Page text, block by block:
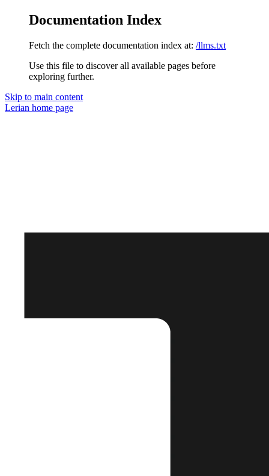
Documentation Index
Fetch the complete documentation index at: /llms.txt
Use this file to discover all available pages before
exploring further.
Skip to main content
Lerian home page